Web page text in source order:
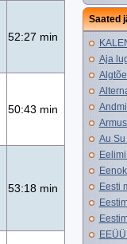
52:27 min
50:43 min
53:18 min
Saated
Aja
Au
Eesti